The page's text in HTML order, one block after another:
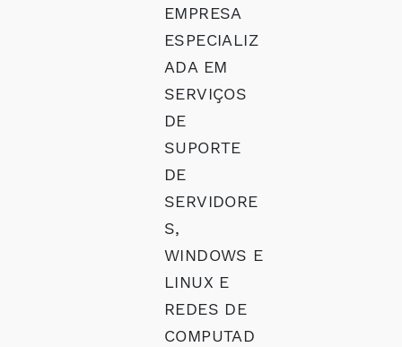
EMPRESA
ESPECIALIZ
ADA EM
SERVIÇOS
DE
SUPORTE
DE
SERVIDORE
S,
WINDOWS E
LINUX E
REDES DE
COMPUTAD